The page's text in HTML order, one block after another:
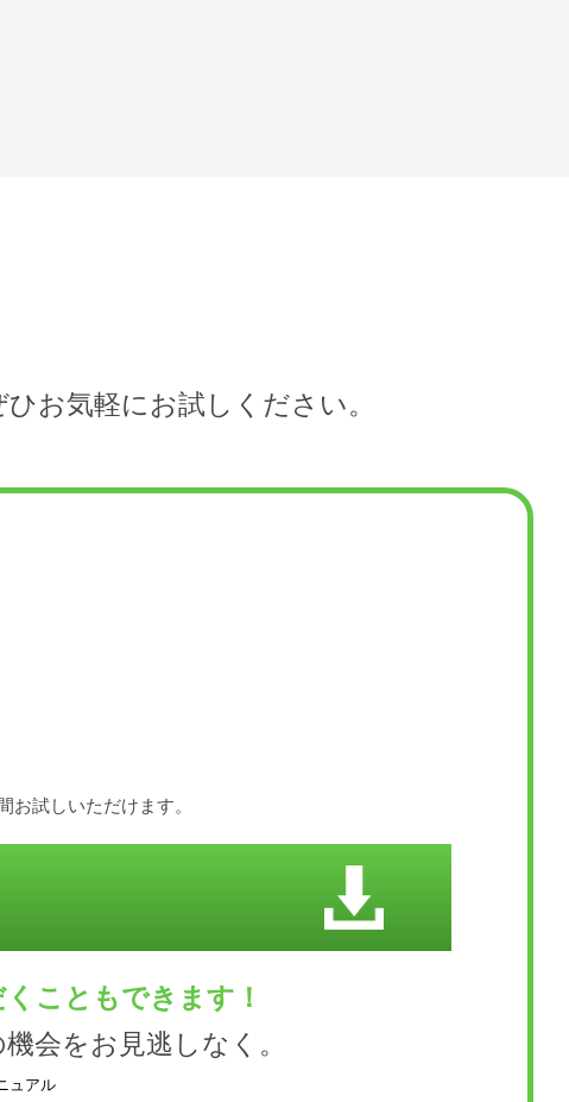
お気軽にお試しください。
試しいただけます。
こともできます！
会をお見逃しなく。
ュアル